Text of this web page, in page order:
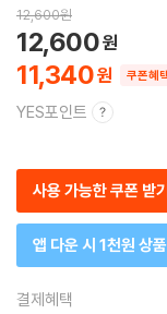
12,600원
11,340
12,600
쿠폰혜
YES포인트
사용 가능한 쿠폰 받
앱 다운 시 1천원 상
결제혜택